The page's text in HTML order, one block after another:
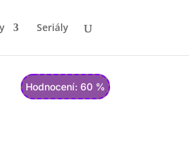
Seriály
Hodnocení: 60 %